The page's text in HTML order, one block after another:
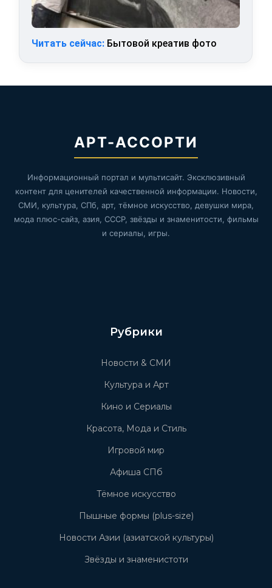
Читать сейчас: Бытовой креатив фото
АРТ-АССОРТИ
Информационный портал и мультисайт. Эксклюзивный
контент для ценителей качественной информации. Новости,
СМИ, культура, СПб, арт, тёмное искусство, девушки мира,
мода плюс-сайз, азия, СССР, звёзды и знаменитости, фильмы
и сериалы, игры.
Рубрики
Новости & СМИ
Культура и Арт
Кино и Сериалы
Красота, Мода и Стиль
Игровой мир
Афиша СПб
Тёмное искусство
Пышные формы (plus-size)
Новости Азии (азиатской культуры)
Звёзды и знаменистоти